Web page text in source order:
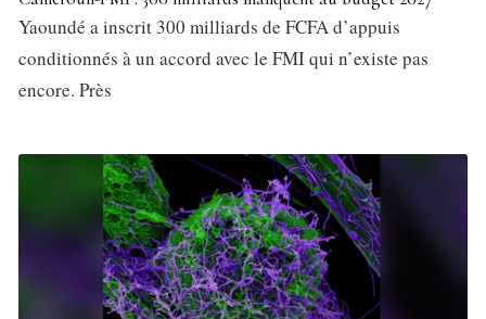
Yaoundé a inscrit 300 milliards de FCFA d’appuis
conditionnés à un accord avec le FMI qui n’existe pas
encore. Près